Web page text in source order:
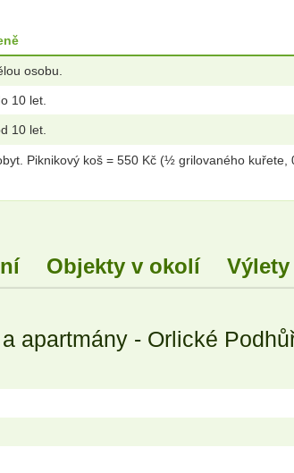
osobu.
10 let.
10 let.
Piknikový koš = 550 Kč (½ grilovaného kuřete,
Objekty v okolí
apartmány - Orlické